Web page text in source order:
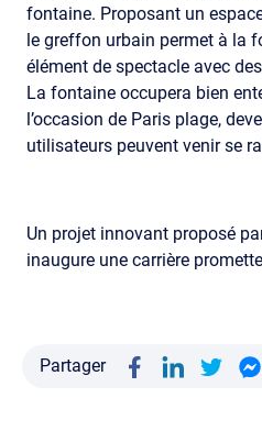
fontaine. Proposant un
le greffon urbain permet à la
élément de spectacle avec
La fontaine occupera bien
l’occasion de Paris plage,
utilisateurs peuvent venir se
Un projet innovant proposé
inaugure une carrière
Partager